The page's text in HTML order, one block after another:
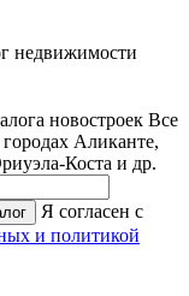
недвижимости
новостроек Все
Аликанте,
Коста и др.
Я согласен с
и политикой